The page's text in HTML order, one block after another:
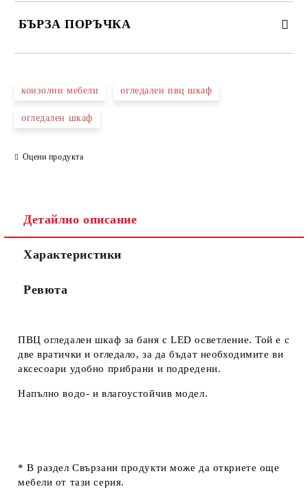
БЪРЗА ПОРЪЧКА
Съгласен съм с
конзолни мебели огледален пвц шкаф
огледален шкаф
Оцени продукта
Детайлно описание
Характеристики
Ревюта
ПВЦ огледален шкаф за баня с LED осветление. Той е с
две вратички и огледало, за да бъдат необходимите ви
аксесоари удобно прибрани и подредени.
Напълно водо- и влагоустойчив модел.
* В разделСвързани продукти може да откриете още
мебели от тази серия.